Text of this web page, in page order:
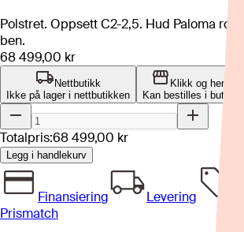
Polstret. Oppsett C2-2,5. Hud Paloma
ben.
68 499,00 kr
Nettbutikk
Ikke på lager i nettbutikken
Klikk og hent
Kan bestilles i butikk
Totalpris:68 499,00 kr
Legg i handlekurv
Finansiering
Levering
Prismatch